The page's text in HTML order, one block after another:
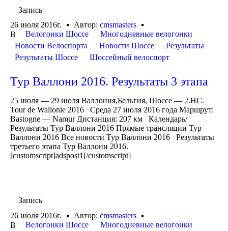
Запись
26 июля 2016г.
Автор: cmsmasters
В
Велогонки Шоссе
Многодневные велогонки
Новости Велоспорта
Новости Шоссе
Результаты
Результаты Шоссе
Шоссейный велоспорт
Тур Валлони 2016. Результаты 3 этапа
25 июля — 29 июля Валлония,Бельгия, Шоссе — 2.HC.
Tour de Wallonie 2016 Среда 27 июля 2016 года Маршрут:
Bastogne — Namur Дистанция: 207 км Календарь/
Результаты Тур Валлони 2016 Прямые трансляции Тур
Валлони 2016 Все новости Тур Валлони 2016 Результаты
третьего этапа Тур Валлони 2016.
[customscript]adspost1[/customscript]
Запись
26 июля 2016г.
Автор: cmsmasters
В
Велогонки Шоссе
Многодневные велогонки